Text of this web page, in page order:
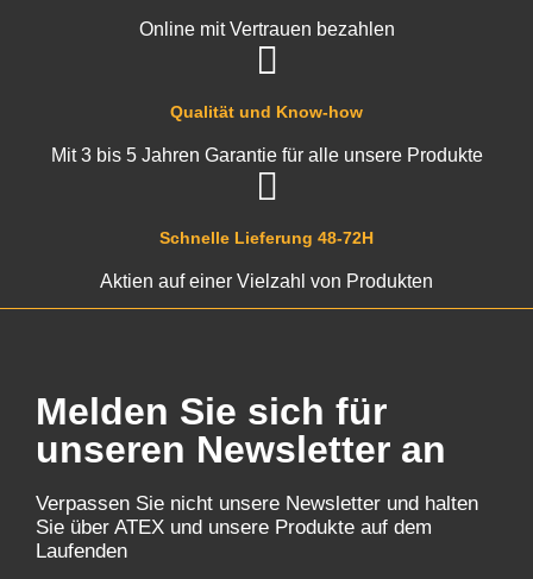
Schnelle Lieferung 48-72H
Aktien auf einer Vielzahl von Produkten
Qualität und Know-how
Mit 3 bis 5 Jahren Garantie für alle unsere Produkte
Online mit Vertrauen bezahlen
Melden Sie sich für
unseren Newsletter an
Verpassen Sie nicht unsere Newsletter und halten
Sie über ATEX und unsere Produkte auf dem
Laufenden